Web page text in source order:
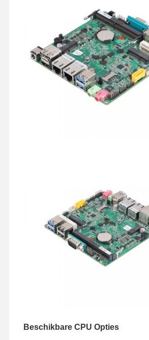
Beschikbare CPU Opties